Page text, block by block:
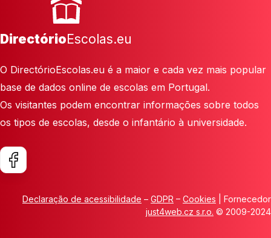
DirectórioEscolas.eu
O DirectórioEscolas.eu é a maior e cada vez mais popular
base de dados online de escolas em Portugal.
Os visitantes podem encontrar informações sobre todos
os tipos de escolas, desde o infantário à universidade.
Declaração de acessibilidade – GDPR – Cookies | Fornecedor
just4web.cz s.r.o. © 2009-2024